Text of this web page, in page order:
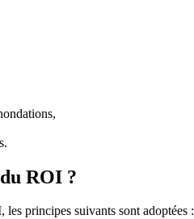
ROI ?
principes suivants sont adoptées :